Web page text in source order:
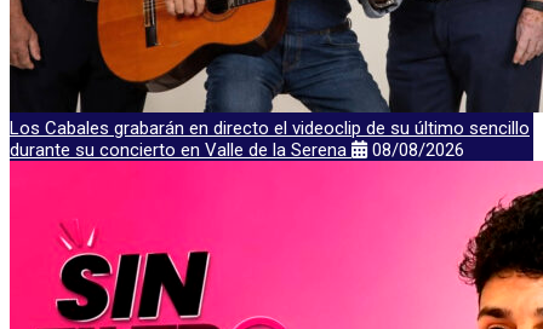
Los Cabales grabarán en directo el videoclip de su último sencillo
durante su concierto en Valle de la Serena
08/08/2026